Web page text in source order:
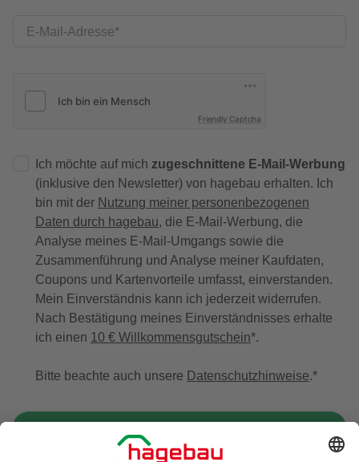
E-Mail-Adresse
Friendly Captcha
Ich möchte auf mich zugeschnittene E-Mail-Werbung
(inklusive den Newsletter) von hagebau erhalten. Ich
bin mit der Nutzung meiner personenbezogenen
Daten durch hagebau, die E-Mail-Werbung, die
Analyse meines E-Mail-Umgangs sowie die
Zusammenführung und Analyse meiner Kaufdaten,
Coupons und Kartenvorteile umfasst, einverstanden.
Mein Einverständnis kann ich jederzeit widerrufen.
Nach Bestätigung meines Einverständnisses erhalte
ich einen 10 € Willkommensgutschein*.
Bitte beachte auch unsere Datenschutzhinweise.